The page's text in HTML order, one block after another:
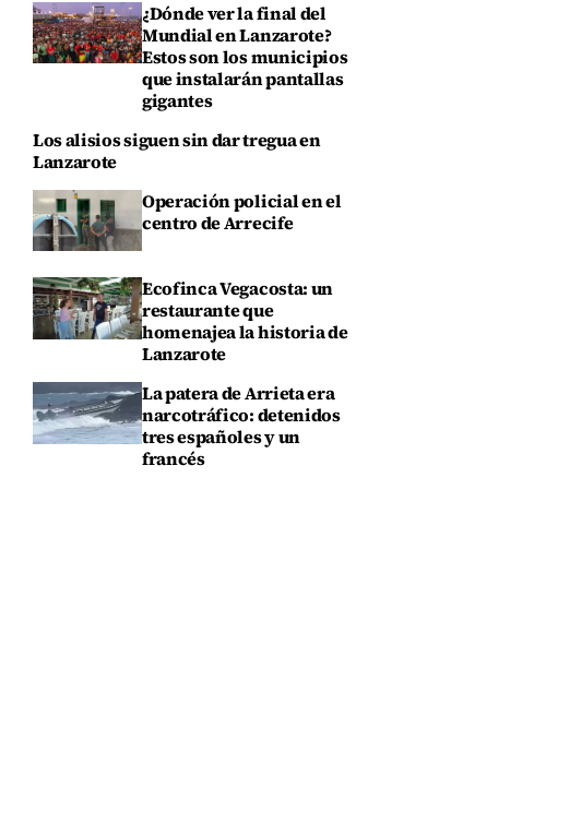
¿Dónde ver la final del
Mundial en Lanzarote?
Estos son los municipios
que instalarán pantallas
gigantes
Los alisios siguen sin dar tregua en
Lanzarote
Operación policial en el
centro de Arrecife
Ecofinca Vegacosta: un
restaurante que
homenajea la historia de
Lanzarote
La patera de Arrieta era
narcotráfico: detenidos
tres españoles y un
francés